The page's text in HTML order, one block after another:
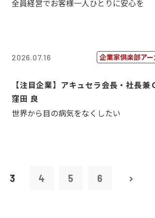
全員経営でお客様一人ひとりに安心を
2026.07.16 企業家倶楽部ア
【注目企業】アキュセラ会長・社長兼
窪田 良
世界から目の病気をなくしたい
3 4 5 6